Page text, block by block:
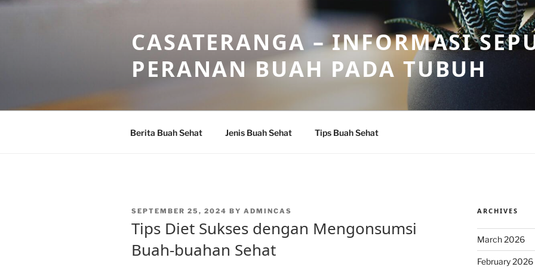
Skip
CASATERANGA – INFORMASI
PERANAN BUAH PADA TUBUH
Berita Buah Sehat Jenis Buah Sehat Tips Buah Sehat
POSTED
SEPTEMBER 25, 2024 BY ADMINCAS
Tips Diet Sukses dengan Mengonsumsi
Buah-buahan Sehat
ARCHIVES
March 2026
February 2026